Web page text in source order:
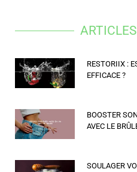
RESTORIIX :
EFFICACE ?
BOOSTER
AVEC LE
SOULAGER